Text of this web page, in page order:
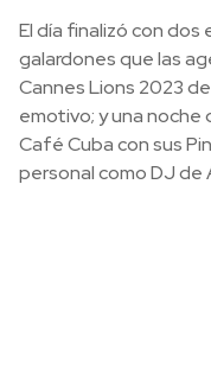
El día finalizó con dos
galardones que las
Cannes Lions 2023
emotivo; y una
Café Cuba con sus
personal como DJ de